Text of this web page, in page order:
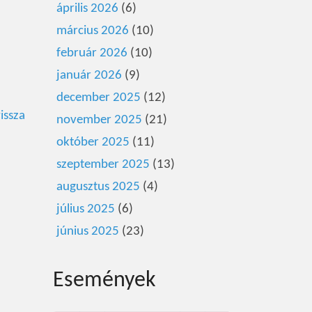
április 2026 (6)
március 2026 (10)
február 2026 (10)
január 2026 (9)
december 2025 (12)
november 2025 (21)
október 2025 (11)
szeptember 2025 (13)
augusztus 2025 (4)
július 2025 (6)
június 2025 (23)
Események